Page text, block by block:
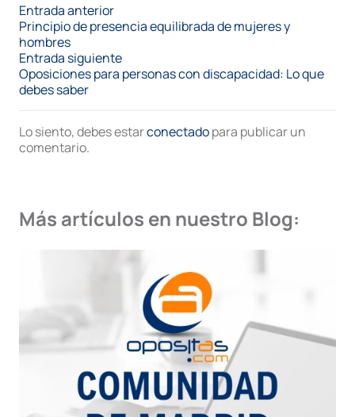
Entrada anterior
Principio de presencia equilibrada de mujeres y
hombres
Entrada siguiente
Oposiciones para personas con discapacidad: Lo que
debes saber
Lo siento, debes estarconectadopara publicar un
comentario.
Más artículos en nuestro Blog: